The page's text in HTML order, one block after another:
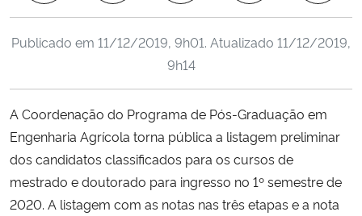
Ministério da Ciência, Tecnologia, Inovações e Comunicações
Ministério do Meio Ambiente
Publicado em 11/12/2019, 9h01. Atualizado 11/12/2019,
9h14
A Coordenação do Programa de Pós-Graduação em
Engenharia Agrícola torna pública a listagem preliminar
dos candidatos classificados para os cursos de
mestrado e doutorado para ingresso no 1º semestre de
2020. A listagem com as notas nas três etapas e a nota